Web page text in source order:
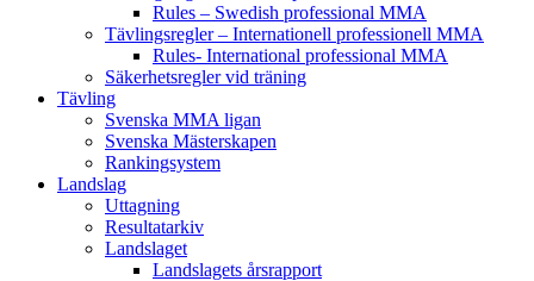
Rules – Swedish professional MMA
Tävlingsregler – Internationell professionell MMA
Rules- International professional MMA
Säkerhetsregler vid träning
Tävling
Svenska MMA ligan
Svenska Mästerskapen
Rankingsystem
Landslag
Uttagning
Resultatarkiv
Landslaget
Landslagets årsrapport